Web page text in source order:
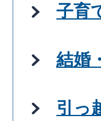
子育
結婚
引っ